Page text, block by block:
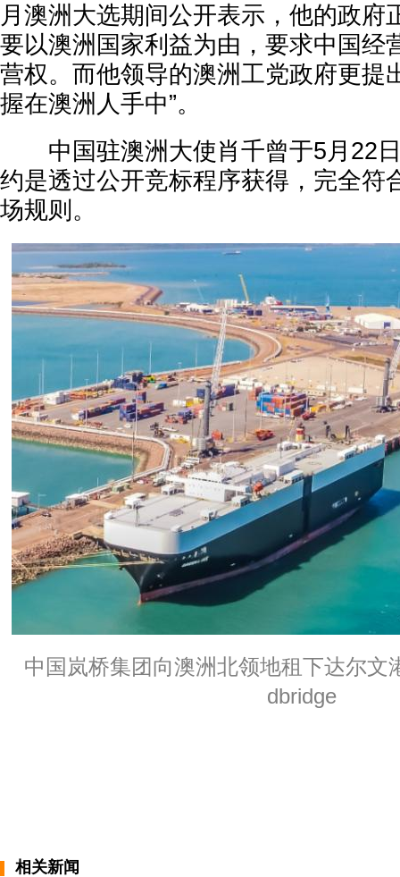
月澳洲大选期间公开表示，他的政府
要以澳洲国家利益为由，要求中国经
营权。而他领导的澳洲工党政府更提
握在澳洲人手中”。
中国驻澳洲大使肖千曾于5月22日
约是透过公开竞标程序获得，完全符
场规则。
中国岚桥集团向澳洲北领地租下达尔文
dbridge
相关新闻